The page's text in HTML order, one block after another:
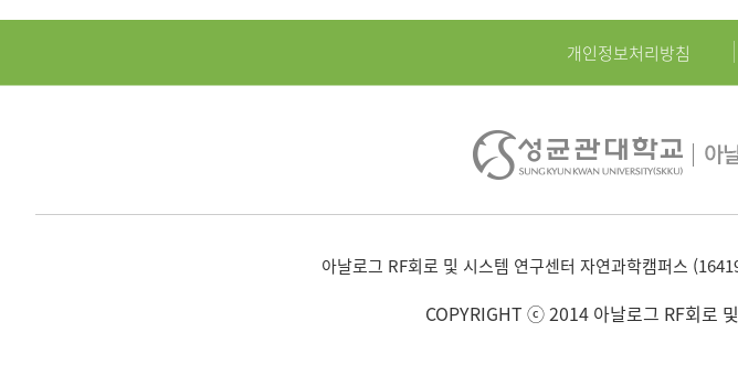
개인정보처리방침
아날로그 RF회로 및 시스템 연구센터 자연과학캠퍼스
COPYRIGHT ⓒ 2014 아날로그 RF회로